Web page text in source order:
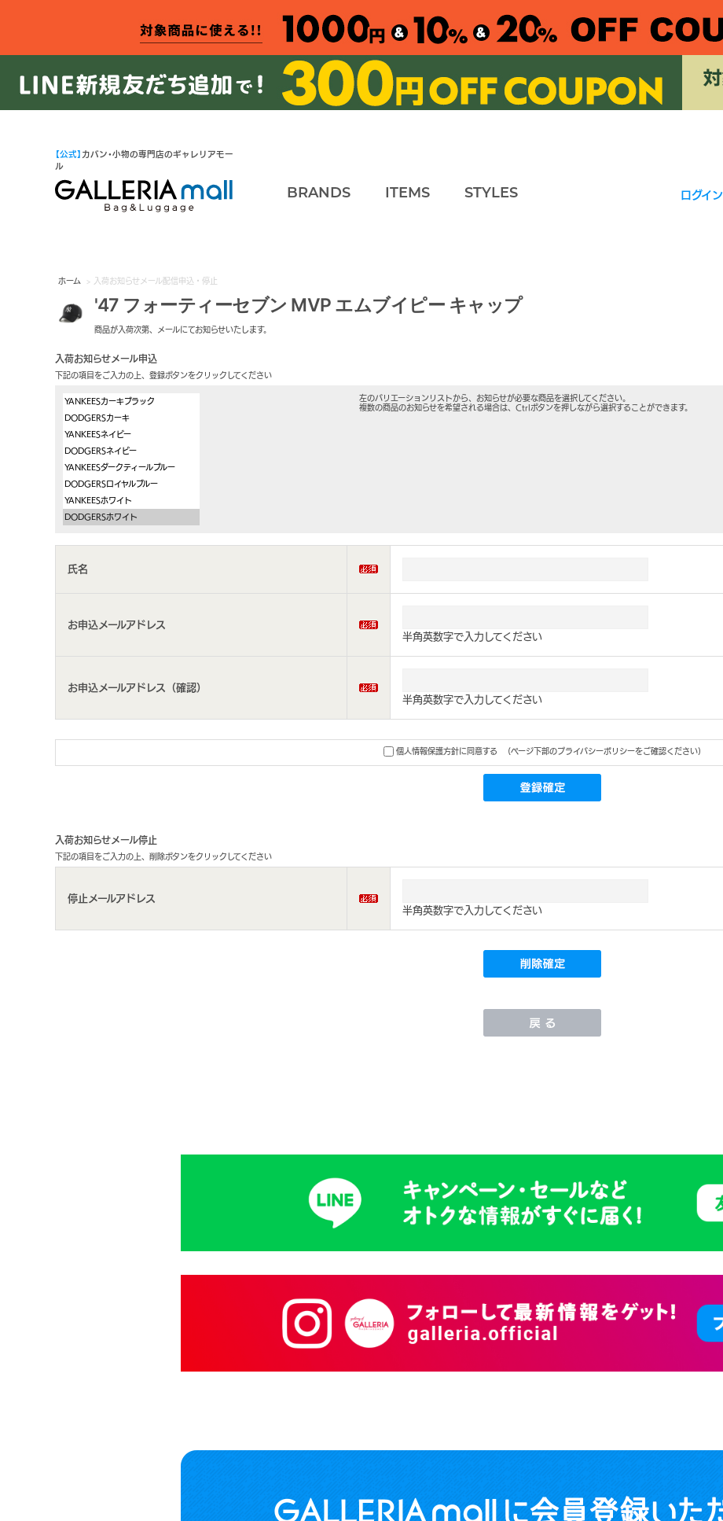
【公式】 カバン・小物の専門店のギャレリアモー
ル
BRANDS ITEMS STYLES ログイン
ホーム > 入荷お知らせメール配信申込・停止
'47 フォーティーセブン MVP エムブイピー キャップ
商品が入荷次第、メールにてお知らせいたします。
入荷お知らせメール申込
下記の項目をご入力の上、登録ボタンをクリックしてください
左のバリエーションリストから、お知らせが必要な商品を選択してください。
複数の商品のお知らせを希望される場合は、Ctrlボタンを押しながら選択することができます。
氏名
お申込メールアドレス
半角英数字で入力してください
お申込メールアドレス（確認）
半角英数字で入力してください
個人情報保護方針に同意する (ページ下部のプライバシーポリシーをご確認ください)
入荷お知らせメール停止
下記の項目をご入力の上、削除ボタンをクリックしてください
停止メールアドレス
半角英数字で入力してください